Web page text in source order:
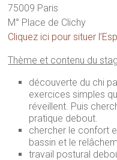
75009 Paris
M° Place de Clichy
Cliquez ici pour situer
Thème et contenu du
découverte du chi
exercices simples
réveillent. Puis
pratique debout.
chercher le confort
bassin et le
travail postural